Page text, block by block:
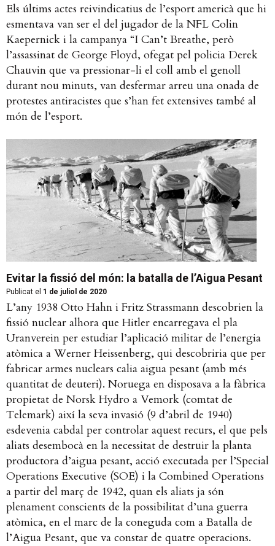
Els últims actes reivindicatius de l’esport americà que hi
esmentava van ser el del jugador de la NFL Colin
Kaepernick i la campanya “I Can’t Breathe, però
l’assassinat de George Floyd, ofegat pel policia Derek
Chauvin que va pressionar-li el coll amb el genoll
durant nou minuts, van desfermar arreu una onada de
protestes antiracistes que s’han fet extensives també al
món de l’esport.
Evitar la fissió del món: la batalla de l’Aigua Pesant
Publicat el 1 de juliol de 2020
L’any 1938 Otto Hahn i Fritz Strassmann descobrien la
fissió nuclear alhora que Hitler encarregava el pla
Uranverein per estudiar l’aplicació militar de l’energia
atòmica a Werner Heissenberg, qui descobriria que per
fabricar armes nuclears calia aigua pesant (amb més
quantitat de deuteri). Noruega en disposava a la fàbrica
propietat de Norsk Hydro a Vemork (comtat de
Telemark) així la seva invasió (9 d’abril de 1940)
esdevenia cabdal per controlar aquest recurs, el que pels
aliats desembocà en la necessitat de destruir la planta
productora d’aigua pesant, acció executada per l’Special
Operations Executive (SOE) i la Combined Operations
a partir del març de 1942, quan els aliats ja són
plenament conscients de la possibilitat d’una guerra
atòmica, en el marc de la coneguda com a Batalla de
l’Aigua Pesant, que va constar de quatre operacions.